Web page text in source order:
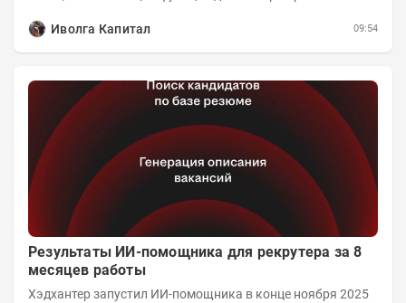
Иволга Капитал
09:54
Результаты ИИ-помощника для рекрутера за 8
месяцев работы
Хэдхантер запустил ИИ-помощника в конце ноября 2025